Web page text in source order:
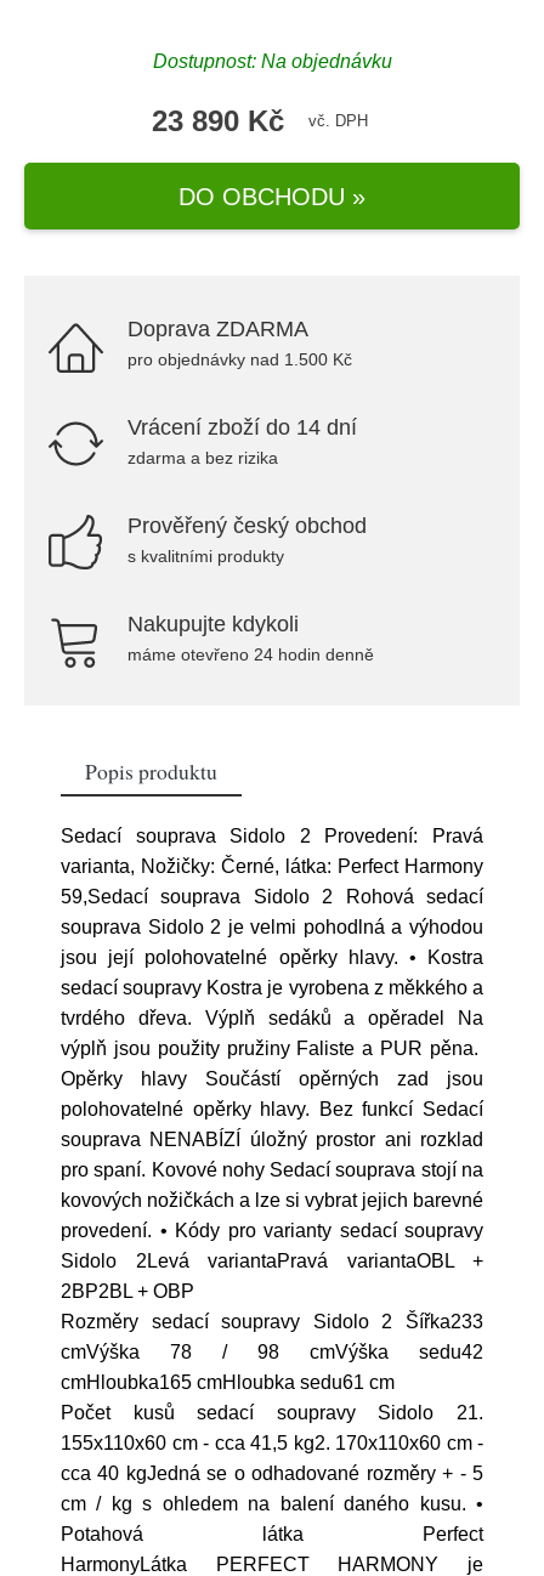
Dostupnost: Na objednávku
23 890 Kč vč. DPH
DO OBCHODU »
Doprava ZDARMA
pro objednávky nad 1.500 Kč
Vrácení zboží do 14 dní
zdarma a bez rizika
Prověřený český obchod
s kvalitními produkty
Nakupujte kdykoli
máme otevřeno 24 hodin denně
Popis produktu
Sedací souprava Sidolo 2 Provedení: Pravá
varianta, Nožičky: Černé, látka: Perfect Harmony
59,Sedací souprava Sidolo 2 Rohová sedací
souprava Sidolo 2 je velmi pohodlná a výhodou
jsou její polohovatelné opěrky hlavy. • Kostra
sedací soupravy Kostra je vyrobena z měkkého a
tvrdého dřeva. Výplň sedáků a opěradel Na
výplň jsou použity pružiny Faliste a PUR pěna.
Opěrky hlavy Součástí opěrných zad jsou
polohovatelné opěrky hlavy. Bez funkcí Sedací
souprava NENABÍZÍ úložný prostor ani rozklad
pro spaní. Kovové nohy Sedací souprava stojí na
kovových nožičkách a lze si vybrat jejich barevné
provedení. • Kódy pro varianty sedací soupravy
Sidolo 2Levá variantaPravá variantaOBL +
2BP2BL + OBP
Rozměry sedací soupravy Sidolo 2 Šířka233
cmVýška 78 / 98 cmVýška sedu42
cmHloubka165 cmHloubka sedu61 cm
Počet kusů sedací soupravy Sidolo 21.
155x110x60 cm - cca 41,5 kg2. 170x110x60 cm -
cca 40 kgJedná se o odhadované rozměry + - 5
cm / kg s ohledem na balení daného kusu. •
Potahová látka Perfect
HarmonyLátka PERFECT HARMONY je